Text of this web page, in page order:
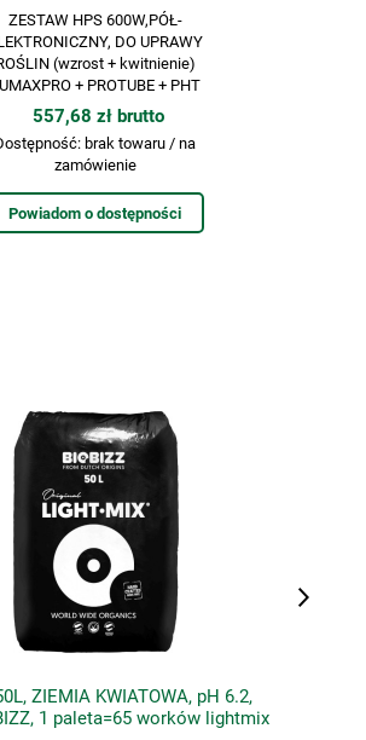
ZESTAW HPS 600W,PÓŁ-
DO UPRAWY
(wzrost + kwitnienie)
+ PROTUBE + PHT
557,68 zł brutto
brak towaru / na
zamówienie
Powiadom o dostępności
ZIEMIA KWIATOWA, pH 6.2,
1 paleta=65 worków lightmix